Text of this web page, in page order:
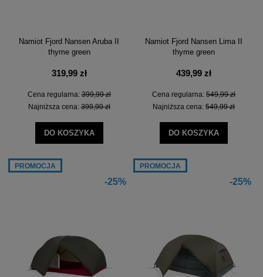
Namiot Fjord Nansen Aruba II
thyme green
319,99 zł
Cena regularna:399,99 zł
Najniższa cena:399,99 zł
DO KOSZYKA
Namiot Fjord Nansen Lima II
thyme green
439,99 zł
Cena regularna:549,99 zł
Najniższa cena:549,99 zł
DO KOSZYKA
-25%
PROMOCJA
-25%
PROMOCJA